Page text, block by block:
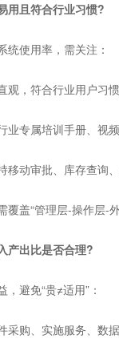
用且符合行业习惯?
使用率，需关注：
，符合行业用户习
专属培训手册、视
动审批、库存查询、
“管理层-操作层-外
产出比是否合理?
避免“贵≠适用”：
购、实施服务、数